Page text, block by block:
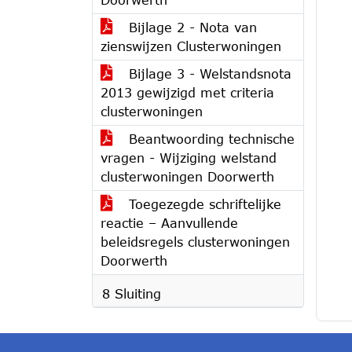
Bijlage 2 - Nota van
zienswijzen Clusterwoningen
Bijlage 3 - Welstandsnota
2013 gewijzigd met criteria
clusterwoningen
Beantwoording technische
vragen - Wijziging welstand
clusterwoningen Doorwerth
Toegezegde schriftelijke
reactie – Aanvullende
beleidsregels clusterwoningen
Doorwerth
8 Sluiting